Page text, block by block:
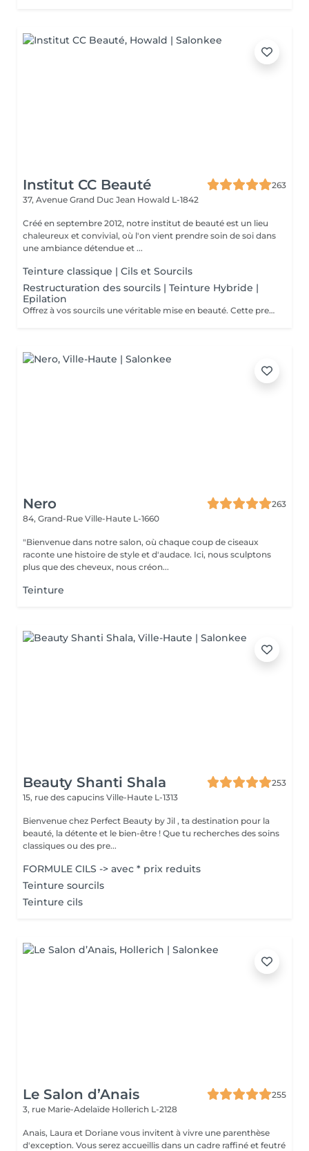
Institut CC Beauté
263
37, Avenue Grand Duc Jean Howald L-1842
Créé en septembre 2012, notre institut de beauté est un lieu
chaleureux et convivial, où l'on vient prendre soin de soi dans
une ambiance détendue et ...
Teinture classique | Cils et Sourcils
Restructuration des sourcils | Teinture Hybride |
Epilation
Offrez à vos sourcils une véritable mise en beauté. Cette prestation comprend : Le tracé personnalisé : étude de la morphologie du visage et dessin de la forme idéale pour harmoniser le regard. La teinture hybride : coloration pour intensifier la ligne du sourcil, combler visuellement les zones clairsemées et apporter plus de définition. L'épilation : suppression précise des poils indésirables afin d'obtenir une ligne nette, équilibrée et parfaitement structurée.
Nero
263
84, Grand-Rue Ville-Haute L-1660
"Bienvenue dans notre salon, où chaque coup de ciseaux
raconte une histoire de style et d'audace. Ici, nous sculptons
plus que des cheveux, nous créon...
Teinture
Beauty Shanti Shala
253
15, rue des capucins Ville-Haute L-1313
Bienvenue chez Perfect Beauty by Jil , ta destination pour la
beauté, la détente et le bien-être ! Que tu recherches des soins
classiques ou des pre...
FORMULE CILS -> avec * prix reduits
Teinture sourcils
Teinture cils
Le Salon d’Anais
255
3, rue Marie-Adelaïde Hollerich L-2128
Anais, Laura et Doriane vous invitent à vivre une parenthèse
d'exception. Vous serez accueillis dans un cadre raffiné et feutré